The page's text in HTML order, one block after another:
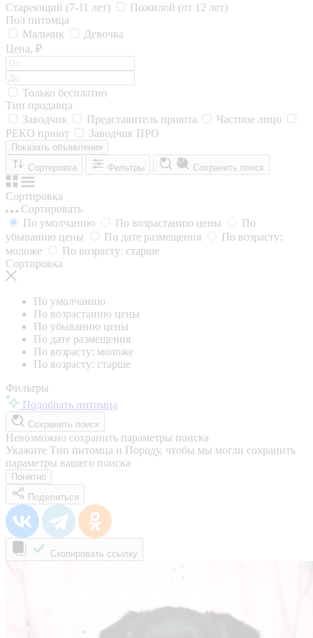
Стареющий (7-11 лет)
Пожилой (от 12 лет)
Пол питомца
Мальчик
Девочка
Цена, ₽
Только бесплатно
Тип продавца
Заводчик
Представитель приюта
Частное лицо
РЕКО приют
Заводчик ПРО
Показать объявления
Сортировка
Фильтры Сохранить поиск
Сортировка
Сортировать
По умолчанию
По возрастанию цены
По
убыванию цены
По дате размещения
По возрасту:
моложе
По возрасту: старше
Сортировка
По умолчанию
По возрастанию цены
По убыванию цены
По дате размещения
По возрасту: моложе
По возрасту: старше
Фильтры
Подобрать питомца
Сохранить поиск
Невозможно сохранить параметры поиска
Укажите Тип питомца и Породу, чтобы мы могли сохранить
параметры вашего поиска
Понятно
Поделиться
Скопировать ссылку